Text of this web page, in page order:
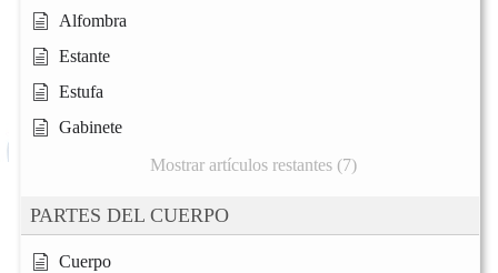
Alfombra
Estante
Estufa
Gabinete
Mostrar artículos restantes (7)
PARTES DEL CUERPO
Cuerpo